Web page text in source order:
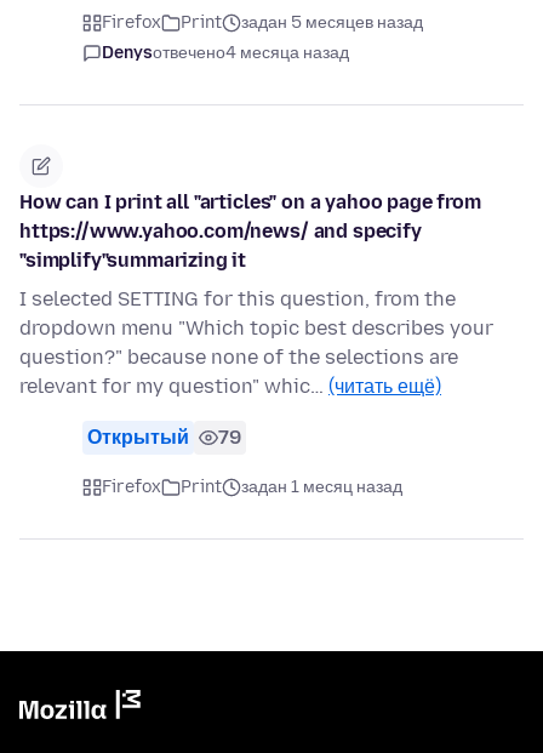
Firefox Print
задан 5 месяцев назад
Denysотвечено4 месяца назад
How can I print all "articles" on a yahoo page from
https://www.yahoo.com/news/ and specify
"simplify"summarizing it
I selected SETTING for this question, from the
dropdown menu "Which topic best describes your
question?" because none of the selections are
relevant for my question" whic… (читать ещё)
Открытый 79
Firefox Print задан 1 месяц назад